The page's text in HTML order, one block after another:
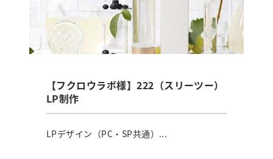
【フクロウラボ様】222（スリーツー）
LP制作
LPデザイン（PC・SP共通）...